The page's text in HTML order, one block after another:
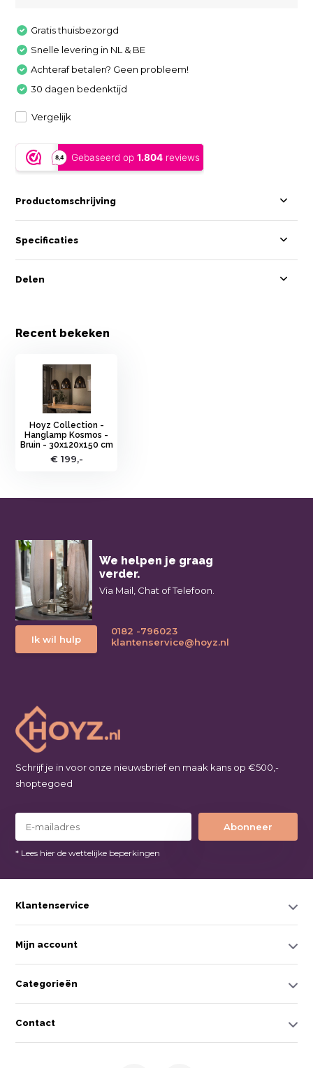
Gratis thuisbezorgd
Snelle levering in NL & BE
Achteraf betalen? Geen probleem!
30 dagen bedenktijd
Vergelijk
Productomschrijving
Specificaties
Delen
Recent bekeken
Hoyz Collection -
Hanglamp Kosmos -
Bruin - 30x120x150 cm
€ 199,-
We helpen je graag
verder.
Via Mail, Chat of Telefoon.
Ik wil hulp
0182 -796023
klantenservice@hoyz.nl
Schrijf je in voor onze nieuwsbrief en maak kans op €500,-
shoptegoed
Abonneer
* Lees hier de wettelijke beperkingen
Klantenservice
Mijn account
Categorieën
Contact